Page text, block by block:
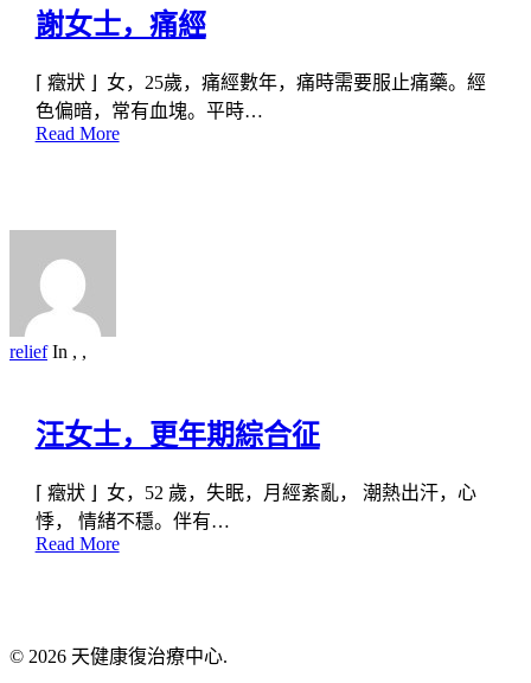
謝女士，痛經
⌈ 癥狀 ⌋ 女，25歲，痛經數年，痛時需要服止痛藥。經
色偏暗，常有血塊。平時…
Read More
relief In , ,
汪女士，更年期綜合征
⌈ 癥狀 ⌋ 女，52 歲，失眠，月經紊亂， 潮熱出汗，心
悸， 情緒不穩。伴有…
Read More
© 2026 天健康復治療中心.